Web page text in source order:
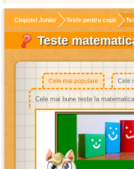
Clopotel Junior Teste pentru copii
Teste
Cele mai populare Cele
Cele mai bune teste la